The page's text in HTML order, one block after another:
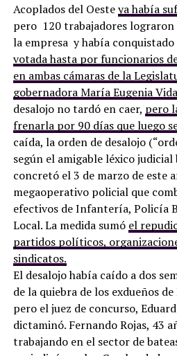
Acoplados del Oesteya había
pero 120 trabajadores lograron
la empresa y había conquistado
votada hasta por funcionarios
en ambas cámaras de la
gobernadora María Eugenia
desalojo no tardó en caer, pero
frenarla por 90 días que luego
caída, la orden de desalojo
según el amigable léxico judicial
concretó el 3 de marzo de este
megaoperativo policial que
efectivos de Infantería, Policía
Local. La medida sumó el
partidos políticos,
sindicatos.
El desalojo había caído a dos
de la quiebra de los exdueños
pero el juez de concurso,
dictaminó. Fernando Rojas, 43
trabajando en el sector de